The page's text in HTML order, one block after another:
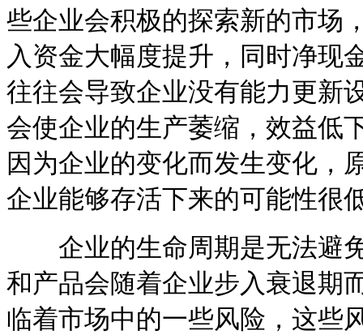
些企业会积极的探索新的市场
入资金大幅度提升，同时净现
往往会导致企业没有能力更新
会使企业的生产萎缩，效益低
因为企业的变化而发生变化，
企业能够存活下来的可能性很
企业的生命周期是无法避免
和产品会随着企业步入衰退期
临着市场中的一些风险，这些